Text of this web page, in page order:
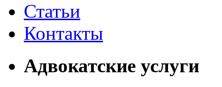
Статьи
Контакты
Адвокатские услуги